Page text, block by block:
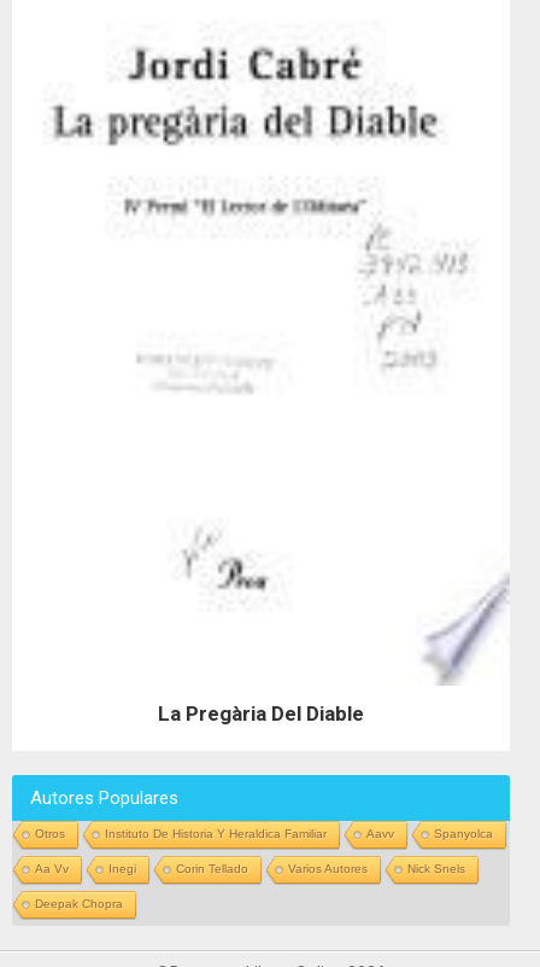
La Pregària Del Diable
Autores Populares
Otros Instituto De Historia Y Heraldica Familiar Aavv Spanyolca
Aa Vv Inegi Corin Tellado Varios Autores Nick Snels
Deepak Chopra